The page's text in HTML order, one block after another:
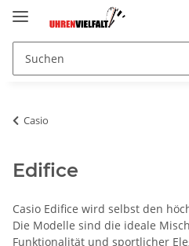
Casio
Edifice
Casio Edifice wird selbst den
Die Modelle sind die ideale
Funktionalität und sportlicher